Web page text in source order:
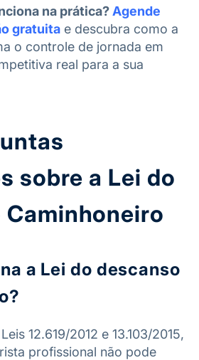
na prática?Agende
gratuita e descubra como a
o controle de jornada em
real para a sua
sobre a Lei do
Caminhoneiro
a Lei do descanso
12.619/2012 e 13.103/2015,
profissional não pode